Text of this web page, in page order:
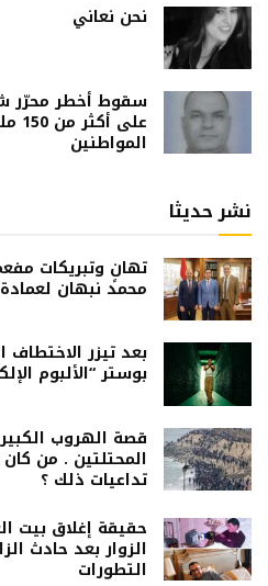
نحن نعاني
سقوط أخطر محرّر
المواطنين
نشر حديثا
تهانٍ وتبريكات
محمد نبهان
بعد تيزر
بوستر “الألبوم
قصة الهروب
المحتلتين . من
تداعيات ذلك ؟
حقيقة إغلاق بيت
الزوار بعد حادث
التطورات